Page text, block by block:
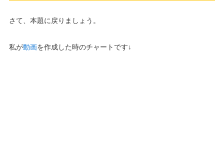
さて、本題に戻りましょう。
私が動画を作成した時のチャートです↓